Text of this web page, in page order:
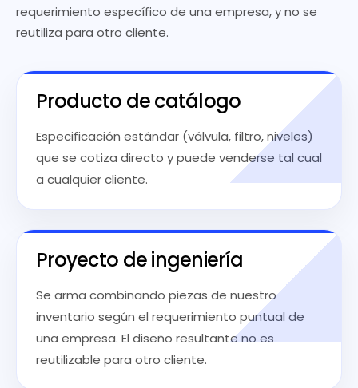
requerimiento específico de una empresa, y no se
reutiliza para otro cliente.
Producto de catálogo
Especificación estándar (válvula, filtro, niveles)
que se cotiza directo y puede venderse tal cual
a cualquier cliente.
Proyecto de ingeniería
Se arma combinando piezas de nuestro
inventario según el requerimiento puntual de
una empresa. El diseño resultante no es
reutilizable para otro cliente.